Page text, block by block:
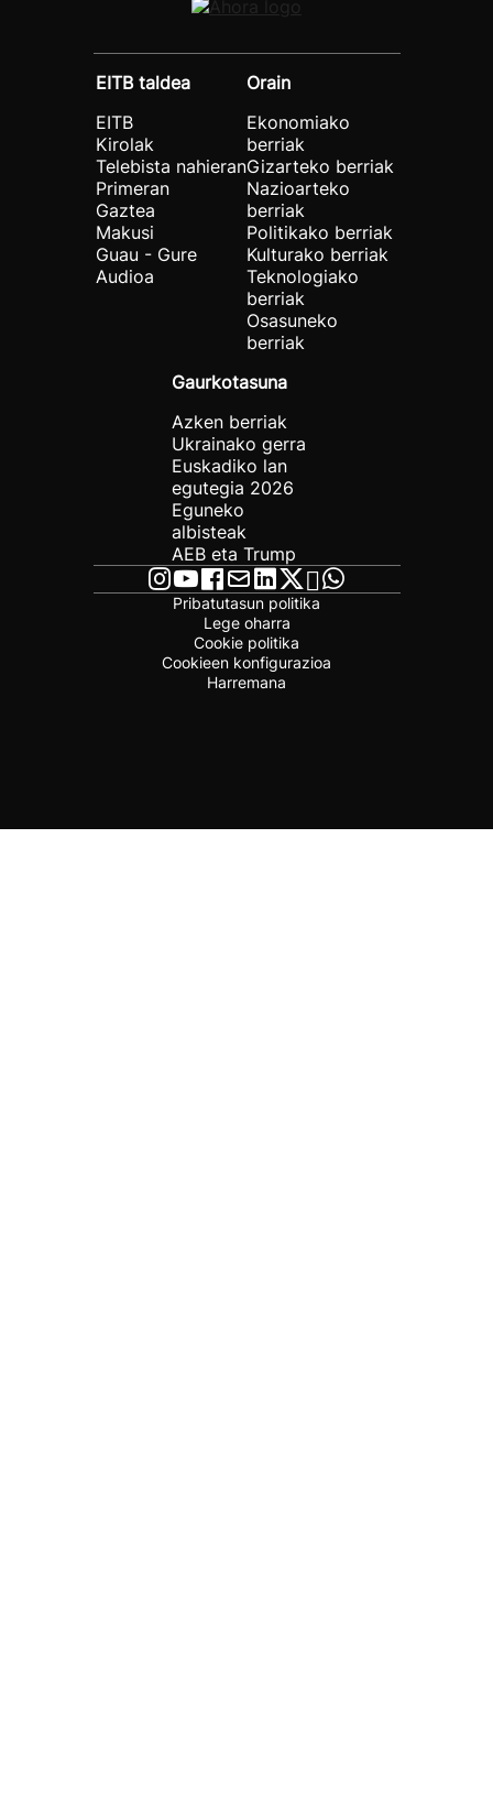
EITB taldea
EITB
Kirolak
Telebista nahieran
Primeran
Gaztea
Makusi
Guau - Gure
Audioa
Orain
Ekonomiako
berriak
Gizarteko berriak
Nazioarteko
berriak
Politikako berriak
Kulturako berriak
Teknologiako
berriak
Osasuneko
berriak
Gaurkotasuna
Azken berriak
Ukrainako gerra
Euskadiko lan
egutegia 2026
Eguneko
albisteak
AEB eta Trump
Pribatutasun politika
Lege oharra
Cookie politika
Cookieen konfigurazioa
Harremana